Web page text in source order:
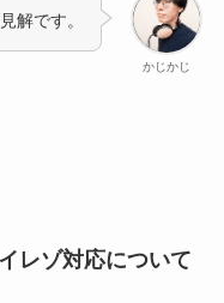
かじかじ
解です。
レゾ対応について